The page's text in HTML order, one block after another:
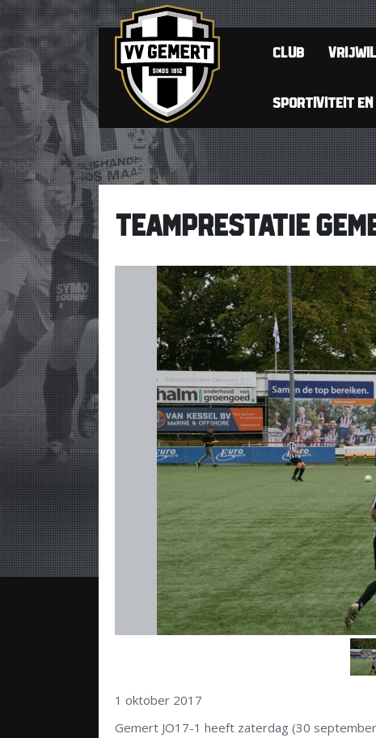
CLUB
SPORTIVITEIT
TEAMPRESTATIE
1 oktober 2017
Gemert JO17-1 heeft zaterdag (30